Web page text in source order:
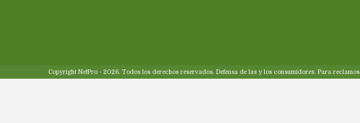
Copyright NetPro - 2026. Todos los derechos reservados. Defensa de las y los consumidores. Para reclamos